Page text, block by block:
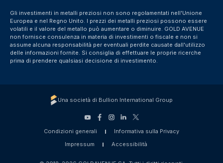
Gli investimenti in metalli preziosi non sono regolamentati nell'Unione
Europea e nel Regno Unito. I prezzi dei metalli preziosi possono essere
volatili e il valore del metallo può aumentare o diminuire. GOLD AVENUE
non fornisce consulenza in materia di investimenti o fiscale e non si
assume alcuna responsabilità per eventuali perdite causate dall'utilizzo
delle informazioni fornite. Si consiglia di effettuare le proprie ricerche
prima di prendere qualsiasi decisione di investimento.
Una società di Bullion International Group
Condizioni generali
Informativa sulla Privacy
Impressum
Accessibilità